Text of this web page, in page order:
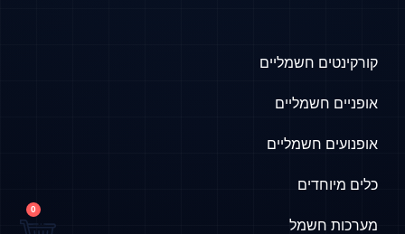
קורקינטים חשמליים
אופניים חשמליים
אופנועים חשמליים
כלים מיוחדים
מערכות חשמל
0